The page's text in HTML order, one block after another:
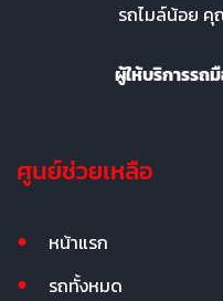
รถไมล์น้อย คุ
ผู้ให้บริการรถ
ศูนย์ช่วยเหลือ
หน้าแรก
รถทั้งหมด